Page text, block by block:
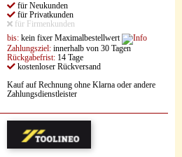
für Neukunden
für Privatkunden
für Firmenkunden
bis: kein fixer Maximalbestellwert
Zahlungsziel: innerhalb von 30 Tagen
Rückgabefrist: 14 Tage
kostenloser Rückversand
Kauf auf Rechnung ohne Klarna oder andere
Zahlungsdienstleister